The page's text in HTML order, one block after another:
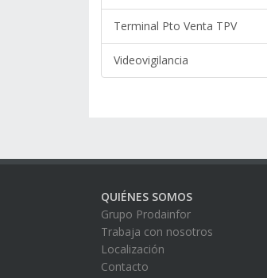
Terminal Pto Venta TPV
Videovigilancia
QUIÉNES SOMOS
Grupo Prodainfor
Trabaja con nosotros
Localización
Contacto